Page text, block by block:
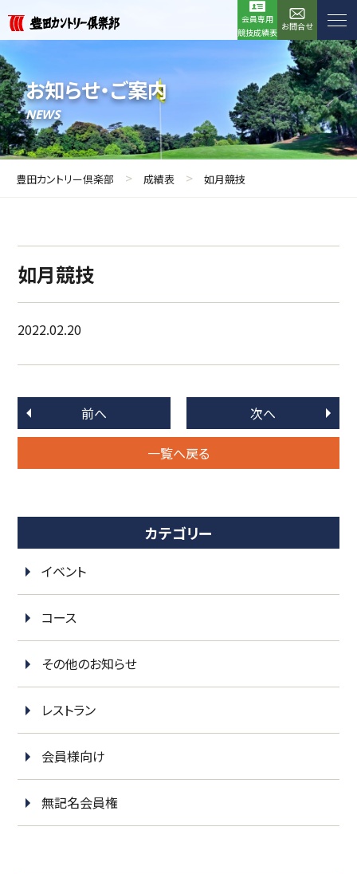
会員専用
競技成績表
お問合せ
お知らせ・ご案内
NEWS
豊田カントリー倶楽部 > 成績表 > 如月競技
如月競技
2022.02.20
前へ
一覧へ戻る
次へ
カテゴリー
イベント
コース
その他のお知らせ
レストラン
会員様向け
無記名会員権